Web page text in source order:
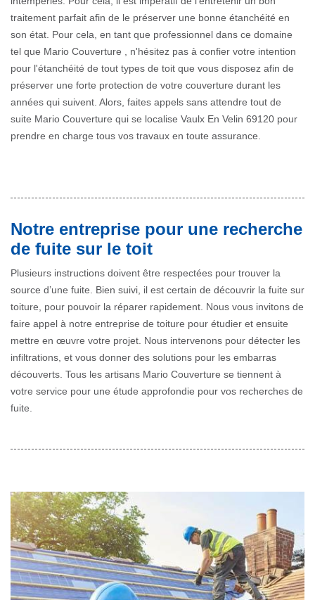
traitement parfait afin de le préserver une bonne étanchéité en
son état. Pour cela, en tant que professionnel dans ce domaine
tel que Mario Couverture , n'hésitez pas à confier votre intention
pour l'étanchéité de tout types de toit que vous disposez afin de
préserver une forte protection de votre couverture durant les
années qui suivent. Alors, faites appels sans attendre tout de
suite Mario Couverture qui se localise Vaulx En Velin 69120 pour
prendre en charge tous vos travaux en toute assurance.
Notre entreprise pour une recherche
de fuite sur le toit
Plusieurs instructions doivent être respectées pour trouver la
source d’une fuite. Bien suivi, il est certain de découvrir la fuite sur
toiture, pour pouvoir la réparer rapidement. Nous vous invitons de
faire appel à notre entreprise de toiture pour étudier et ensuite
mettre en œuvre votre projet. Nous intervenons pour détecter les
infiltrations, et vous donner des solutions pour les embarras
découverts. Tous les artisans Mario Couverture se tiennent à
votre service pour une étude approfondie pour vos recherches de
fuite.